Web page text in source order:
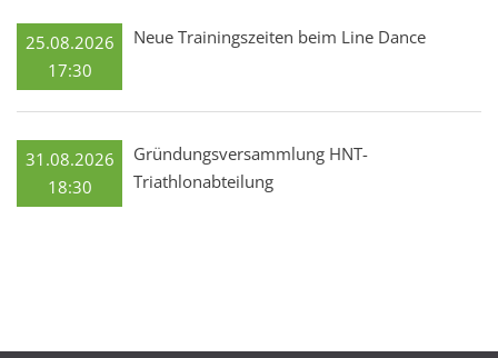
25.08.2026
17:30
Neue Trainingszeiten beim Line Dance
31.08.2026
18:30
Gründungsversammlung HNT-
Triathlonabteilung